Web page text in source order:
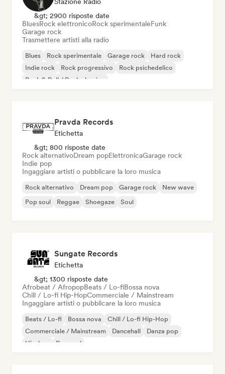
&gt; 2900 risposte date
BluesRock elettronicoRock sperimentaleFunk
Garage rock
Trasmettere artisti alla radio
Blues Rock sperimentale Garage rock
Hard rock
Indie rock
Rock progressivo
Rock psichedelico
Rock & Roll / Rock classico
Pravda Records
Etichetta
&gt; 800 risposte date
Rock alternativoDream popElettronicaGarage rock
Indie pop
Ingaggiare artisti o pubblicare la loro musica
Rock alternativo Dream pop Garage rock
New wave
Pop soul
Reggae Shoegaze Soul
Sungate Records
Etichetta
&gt; 1300 risposte date
Afrobeat / AfropopBeats / Lo-fiBossa nova
Chill / Lo-fi Hip-HopCommerciale / Mainstream
Ingaggiare artisti o pubblicare la loro musica
Beats / Lo-fi Bossa nova
Chill / Lo-fi Hip-Hop
Commerciale / Mainstream
Dancehall
Danza pop
Hip-hop
Pop soul